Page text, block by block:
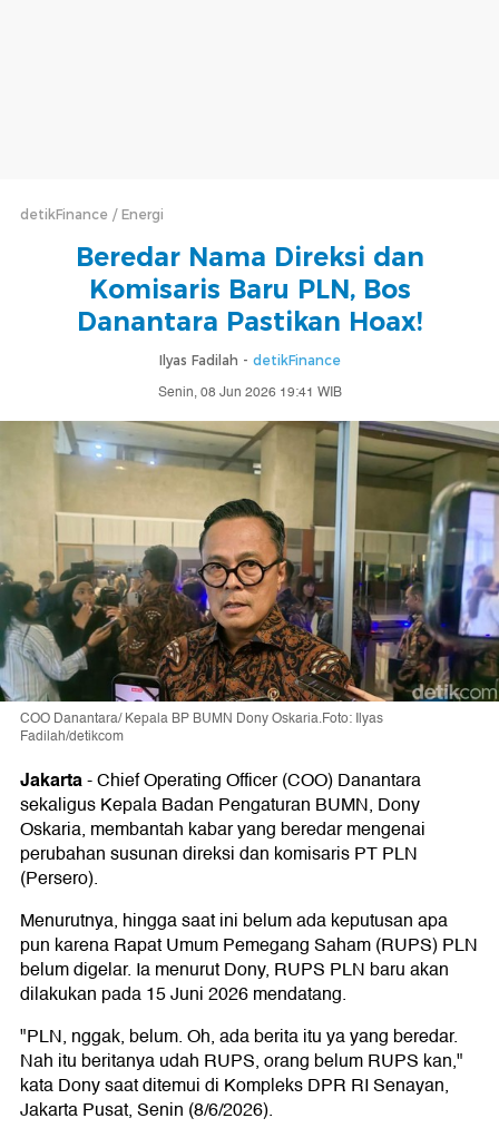
detikFinance Energi
Beredar Nama Direksi dan
Komisaris Baru PLN, Bos
Danantara Pastikan Hoax!
Ilyas Fadilah - detikFinance
Senin, 08 Jun 2026 19:41 WIB
COO Danantara/ Kepala BP BUMN Dony Oskaria.Foto: Ilyas
Fadilah/detikcom
Jakarta-Chief Operating Officer (COO) Danantara
sekaligus Kepala Badan Pengaturan BUMN, Dony
Oskaria, membantah kabar yang beredar mengenai
perubahan susunan direksi dan komisaris PT PLN
(Persero).
Menurutnya, hingga saat ini belum ada keputusan apa
pun karena Rapat Umum Pemegang Saham (RUPS) PLN
belum digelar. Ia menurut Dony, RUPS PLN baru akan
dilakukan pada 15 Juni 2026 mendatang.
"PLN, nggak, belum. Oh, ada berita itu ya yang beredar.
Nah itu beritanya udah RUPS, orang belum RUPS kan,"
kata Dony saat ditemui di Kompleks DPR RI Senayan,
Jakarta Pusat, Senin (8/6/2026).